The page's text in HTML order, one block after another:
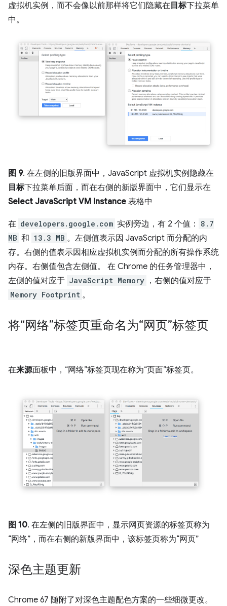
虚拟机实例，而不会像以前那样将它们隐藏在 目标下拉菜单
中。
图 9. 在左侧的旧版界面中，JavaScript 虚拟机实例隐藏在
目标下拉菜单后面，而在右侧的新版界面中，它们显示在
Select JavaScript VM Instance 表格中
在 developers.google.com 实例旁边，有 2 个值：
8.7
MB 和 13.3 MB 。左侧值表示因 JavaScript 而分配的内
存。右侧的值表示因相应虚拟机实例而分配的所有操作系统
内存。右侧值包含左侧值。 在 Chrome 的任务管理器中，
左侧的值对应于 JavaScript Memory ，右侧的值对应于
Memory Footprint 。
将“网络”标签页重命名为“网页”标签页
在来源面板中，“网络”标签页现在称为“页面”标签页。
图 10. 在左侧的旧版界面中，显示网页资源的标签页称为
“网络” ，而在右侧的新版界面中，该标签页称为“网页”
深色主题更新
Chrome 67 随附了对深色主题配色方案的一些细微更改。